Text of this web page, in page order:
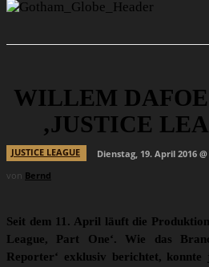
WILLEM
‚JUSTICE
JUSTICE LEAGUE
Dienstag, 19. April 2016 @
von Bernd
Seit dem 11. April läuft die
League, Part One‘. Wie das
Reporter‘ exklusiv berichtet,